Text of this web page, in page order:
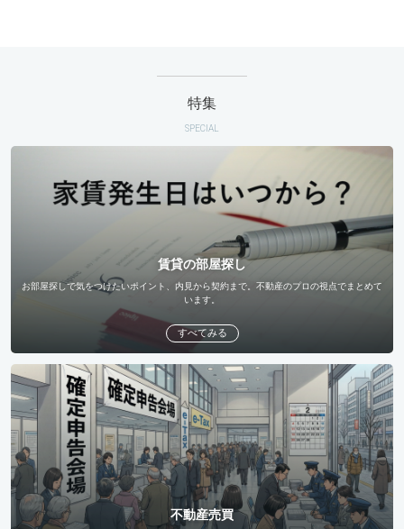
特集
SPECIAL
賃貸の部屋探し
お部屋探しで気をつけたいポイント、内見から契約まで。不動産のプロの視点でまとめて
います。
すべてみる
不動産売買